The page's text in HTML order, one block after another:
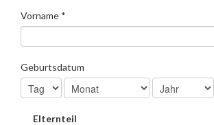
Vorname *
Geburtsdatum
Elternteil